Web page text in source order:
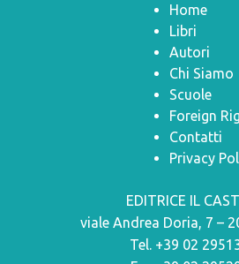
Home
Libri
Autori
Chi Siamo
Scuole
Foreign
Contatti
Privacy
EDITRICE IL
viale Andrea Doria, 7 –
Tel. +39 02